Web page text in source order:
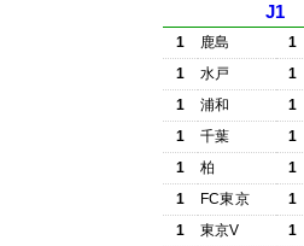
J1
1 鹿島 1
1
水戸 1
1
浦和 1
1
千葉 1
1
柏 1
1
FC東京 1
1
東京V 1